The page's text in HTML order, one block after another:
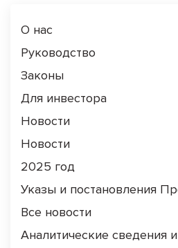
О нас
Руководство
Законы
Для инвестора
Новости
Новости
2025 год
Указы и постановления
Все новости
Аналитические сведения и